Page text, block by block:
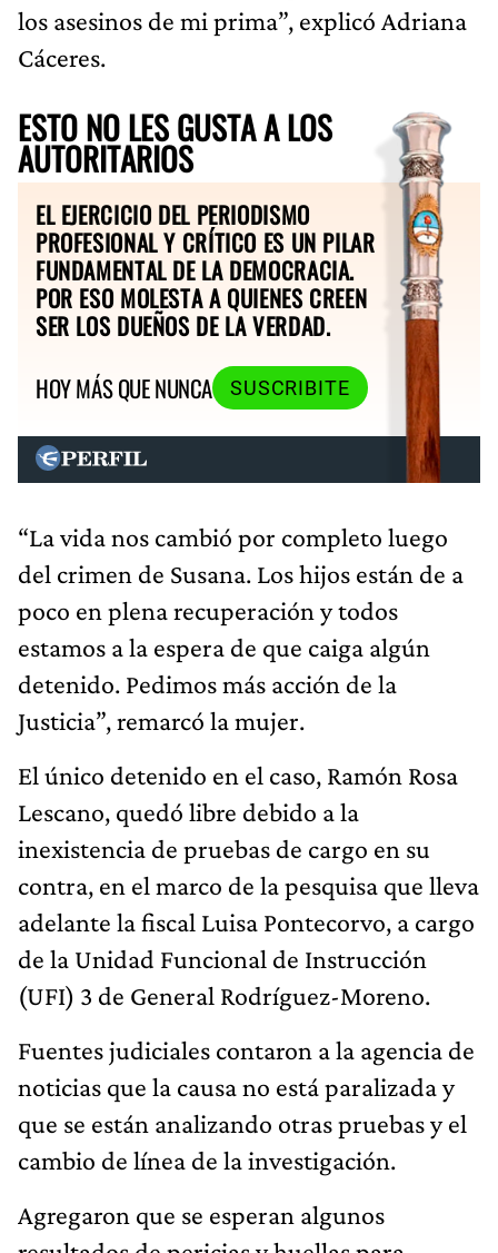
los asesinos de mi prima”, explicó Adriana
Cáceres.
ESTO NO LES GUSTA A LOS
AUTORITARIOS
EL EJERCICIO DEL PERIODISMO
PROFESIONAL Y CRÍTICO ES UN PILAR
FUNDAMENTAL DE LA DEMOCRACIA.
POR ESO MOLESTA A QUIENES CREEN
SER LOS DUEÑOS DE LA VERDAD.
HOY MÁS QUE NUNCA
SUSCRIBITE
“La vida nos cambió por completo luego
del crimen de Susana. Los hijos están de a
poco en plena recuperación y todos
estamos a la espera de que caiga algún
detenido. Pedimos más acción de la
Justicia”, remarcó la mujer.
El único detenido en el caso, Ramón Rosa
Lescano, quedó libre debido a la
inexistencia de pruebas de cargo en su
contra, en el marco de la pesquisa que lleva
adelante la fiscal Luisa Pontecorvo, a cargo
de la Unidad Funcional de Instrucción
(UFI) 3 de General Rodríguez-Moreno.
Fuentes judiciales contaron a la agencia de
noticias que la causa no está paralizada y
que se están analizando otras pruebas y el
cambio de línea de la investigación.
Agregaron que se esperan algunos